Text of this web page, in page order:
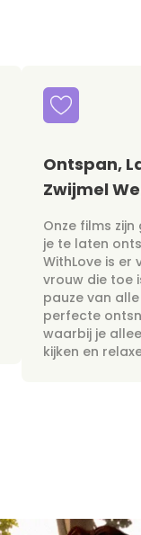
Ontspan,
Zwijmel
Onze films
je te laten
WithLove is er
vrouw die toe
pauze van
perfecte
waarbij je
kijken en